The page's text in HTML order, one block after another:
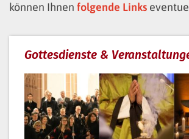
können Ihnen folgende Links
Gottesdienste &